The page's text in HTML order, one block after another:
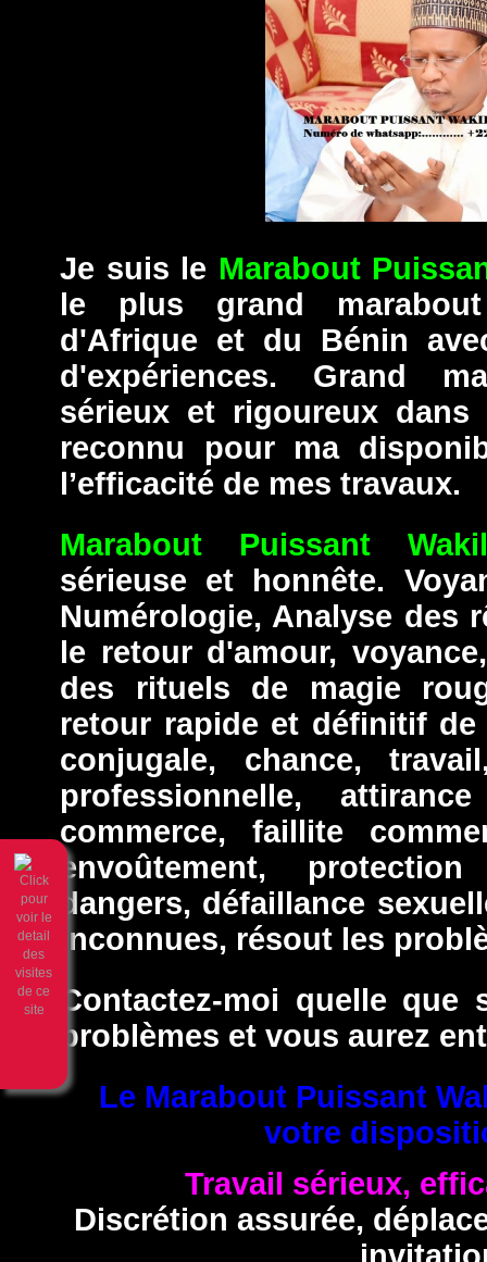
Je suis le Marabout
le plus grand
d'Afrique et du Bénin
d'expériences. Grand
sérieux et rigoureux
reconnu pour ma
l’efficacité de mes travaux.
Marabout Puissant
sérieuse et honnête.
Numérologie, Analyse des
le retour d'amour,
des rituels de magie
retour rapide et définitif
conjugale, chance,
professionnelle,
commerce, faillite
envoûtement,
dangers, défaillance
inconnues, résout les
Contactez-moi quelle
problèmes et vous aurez
Le Marabout Puissant
votre
Travail sérieux,
Discrétion assurée,